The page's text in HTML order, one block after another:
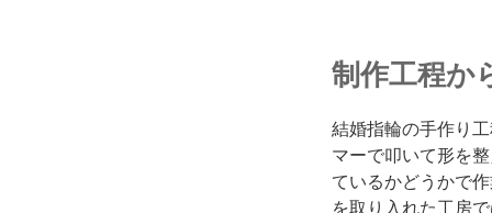
制作工程か
結婚指輪の手作り
マーで叩いて形を
ているかどうかで
を取り入れた工房